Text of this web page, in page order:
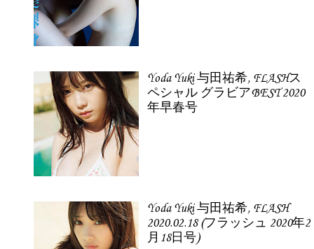
Yoda Yuki 与田祐希, FLASHス
ペシャル グラビアBEST 2020
年早春号
Yoda Yuki 与田祐希, FLASH
2020.02.18 (フラッシュ 2020年2
月18日号)